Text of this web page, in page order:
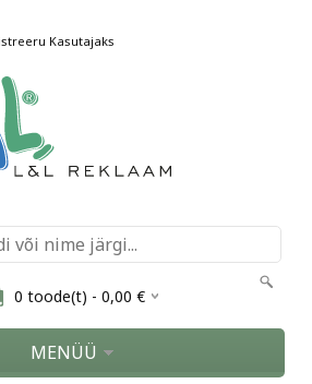
Kasutajaks
0 toode(t) - 0,00 €
MENÜÜ